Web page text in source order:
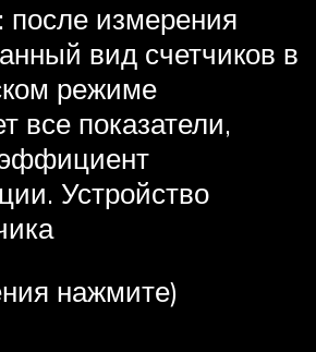
после измерения
вид счетчиков в
режиме
все показатели,
Устройство
нажмите)